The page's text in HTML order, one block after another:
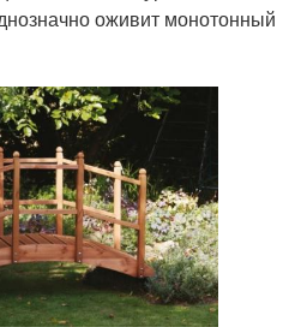
оживит монотонный